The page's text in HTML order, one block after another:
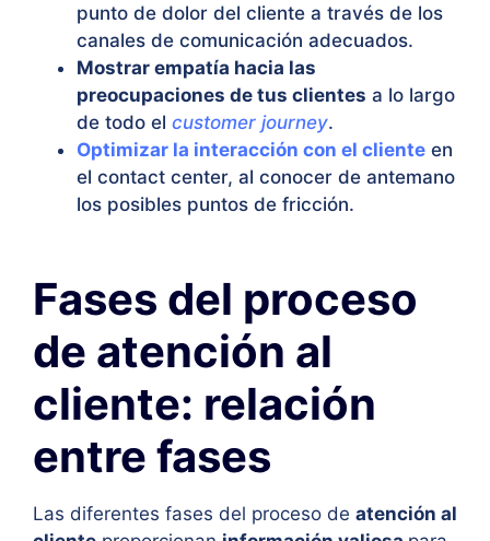
punto de dolor del cliente a través de los
canales de comunicación adecuados.
Mostrar empatía hacia las
preocupaciones de tus clientes a lo largo
de todo el customer journey.
Optimizar la interacción con el cliente en
el contact center, al conocer de antemano
los posibles puntos de fricción.
Fases del proceso
de atención al
cliente: relación
entre fases
Las diferentes fases del proceso de atención al